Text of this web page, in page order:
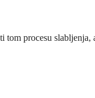
tom procesu